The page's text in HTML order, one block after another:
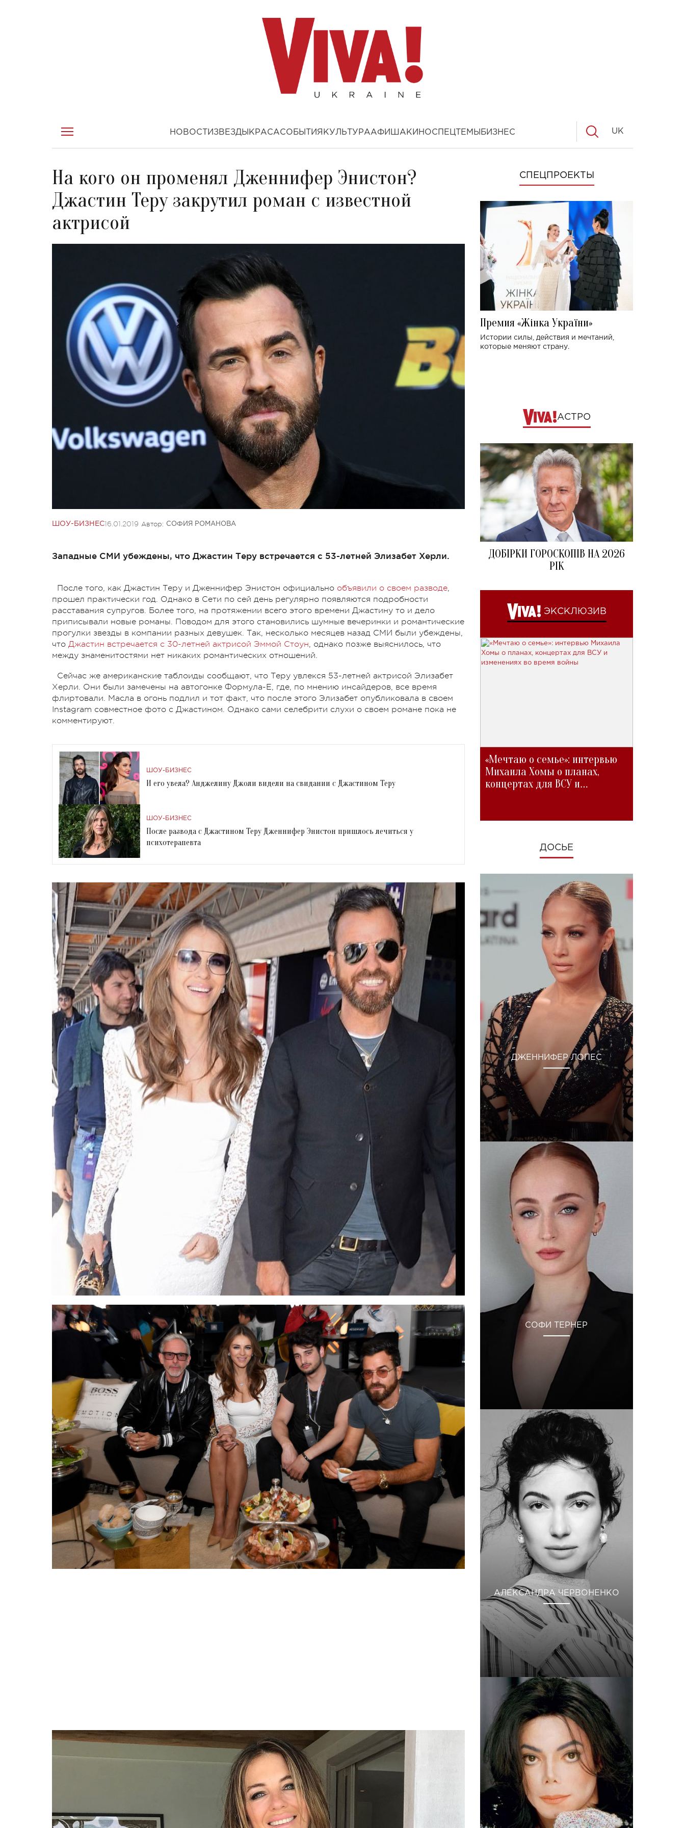
НОВОСТИ ЗВЕЗДЫ КРАСАСОБЫТИЯ КУЛЬТУРААФИША КИНОСПЕЦТЕМЫ БИЗНЕС UK
На кого он променял Дженнифер Энистон?
Джастин Теру закрутил роман с известной
актрисой
ШОУ-БИЗНЕС16.01.2019 Автор: СОФИЯ РОМАНОВА
Западные СМИ убеждены, что Джастин Теру встречается с 53-летней Элизабет Херли.
После того, как Джастин Теру и Дженнифер Энистон официально объявили о своем разводе,
прошел практически год. Однако в Сети по сей день регулярно появляются подробности
расставания супругов. Более того, на протяжении всего этого времени Джастину то и дело
приписывали новые романы. Поводом для этого становились шумные вечеринки и романтические
прогулки звезды в компании разных девушек. Так, несколько месяцев назад СМИ были убеждены,
что Джастин встречается с 30-летней актрисой Эммой Стоун, однако позже выяснилось, что
между знаменитостями нет никаких романтических отношений.
Сейчас же американские таблоиды сообщают, что Теру увлекся 53-летней актрисой Элизабет
Херли. Они были замечены на автогонке Формула-Е, где, по мнению инсайдеров, все время
флиртовали. Масла в огонь подлил и тот факт, что после этого Элизабет опубликовала в своем
Instagram совместное фото с Джастином. Однако сами селебрити слухи о своем романе пока не
комментируют.
ШОУ-БИЗНЕС
И его увела? Анджелину Джоли видели на свидании с Джастином Теру
ШОУ-БИЗНЕС
После развода с Джастином Теру Дженнифер Энистон пришлось лечиться у
психотерапевта
СПЕЦПРОЕКТЫ
Премия «Жінка України»
Истории силы, действия и мечтаний,
которые меняют страну.
АСТРО
ДОБІРКИ ГОРОСКОПІВ НА 2026
РІК
ЭКСКЛЮЗИВ
«Мечтаю о семье»: интервью
Михаила Хомы о планах,
концертах для ВСУ и
ДОСЬЕ
ДЖЕННИФЕР ЛОПЕС
СОФИ ТЕРНЕР
АЛЕКСАНДРА ЧЕРВОНЕНКО